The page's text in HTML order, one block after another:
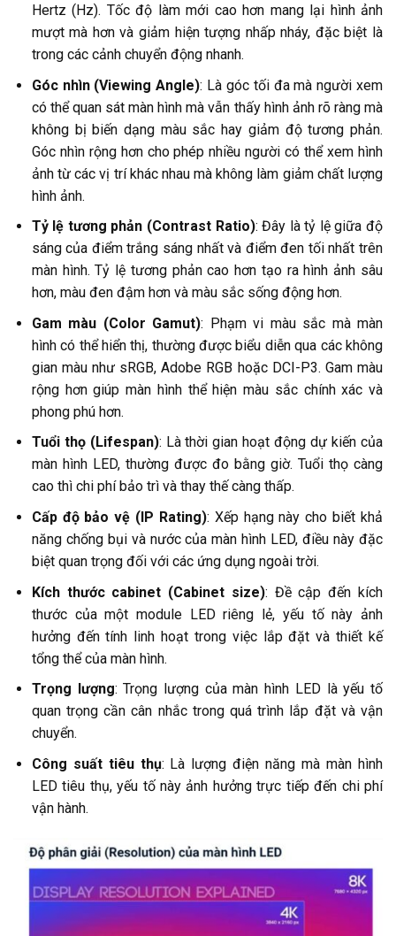
Hertz (Hz). Tốc độ làm mới cao hơn mang lại hình ảnh
mượt mà hơn và giảm hiện tượng nhấp nháy, đặc biệt là
trong các cảnh chuyển động nhanh.
Góc nhìn (Viewing Angle): Là góc tối đa mà người xem
có thể quan sát màn hình mà vẫn thấy hình ảnh rõ ràng mà
không bị biến dạng màu sắc hay giảm độ tương phản.
Góc nhìn rộng hơn cho phép nhiều người có thể xem hình
ảnh từ các vị trí khác nhau mà không làm giảm chất lượng
hình ảnh.
Tỷ lệ tương phản (Contrast Ratio): Đây là tỷ lệ giữa độ
sáng của điểm trắng sáng nhất và điểm đen tối nhất trên
màn hình. Tỷ lệ tương phản cao hơn tạo ra hình ảnh sâu
hơn, màu đen đậm hơn và màu sắc sống động hơn.
Gam màu (Color Gamut): Phạm vi màu sắc mà màn
hình có thể hiển thị, thường được biểu diễn qua các không
gian màu như sRGB, Adobe RGB hoặc DCI-P3. Gam màu
rộng hơn giúp màn hình thể hiện màu sắc chính xác và
phong phú hơn.
Tuổi thọ (Lifespan): Là thời gian hoạt động dự kiến của
màn hình LED, thường được đo bằng giờ. Tuổi thọ càng
cao thì chi phí bảo trì và thay thế càng thấp.
Cấp độ bảo vệ (IP Rating): Xếp hạng này cho biết khả
năng chống bụi và nước của màn hình LED, điều này đặc
biệt quan trọng đối với các ứng dụng ngoài trời.
Kích thước cabinet (Cabinet size): Đề cập đến kích
thước của một module LED riêng lẻ, yếu tố này ảnh
hưởng đến tính linh hoạt trong việc lắp đặt và thiết kế
tổng thể của màn hình.
Trọng lượng: Trọng lượng của màn hình LED là yếu tố
quan trọng cần cân nhắc trong quá trình lắp đặt và vận
chuyển.
Công suất tiêu thụ: Là lượng điện năng mà màn hình
LED tiêu thụ, yếu tố này ảnh hưởng trực tiếp đến chi phí
vận hành.